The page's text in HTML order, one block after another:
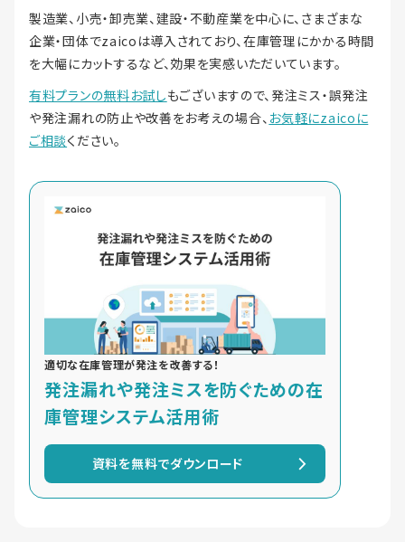
製造業、小売・卸売業、建設・不動産業を中心に、さまざまな
企業・団体でzaicoは導入されており、在庫管理にかかる時間
を大幅にカットするなど、効果を実感いただいています。
有料プランの無料お試しもございますので、発注ミス・誤発注
や発注漏れの防止や改善をお考えの場合、 お気軽にzaicoに
ご相談ください。
適切な在庫管理が発注を改善する！
発注漏れや発注ミスを防ぐための在
庫管理システム活用術
資料を無料でダウンロード